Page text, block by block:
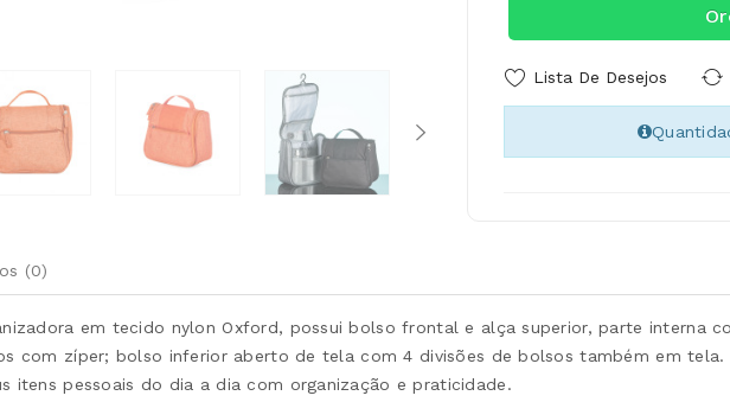
Lista De Desejos
(0)
em tecido nylon Oxford, possui bolso frontal e alça superior, parte interna
com zíper; bolso inferior aberto de tela com 4 divisões de bolsos também em tela.
itens pessoais do dia a dia com organização e praticidade.